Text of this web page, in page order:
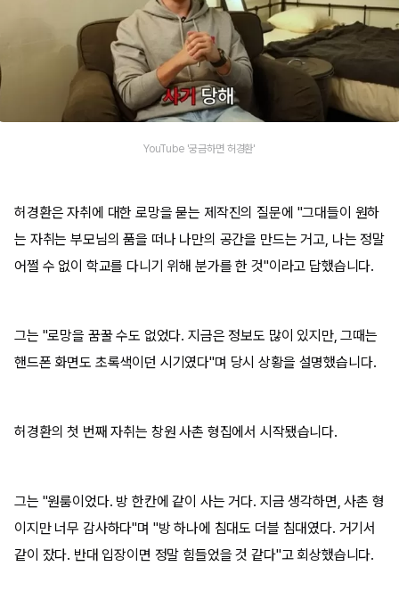
YouTube '궁금하면 허경환'
허경환은 자취에 대한 로망을 묻는 제작진의 질문에 "그대들이 원하
는 자취는 부모님의 품을 떠나 나만의 공간을 만드는 거고, 나는 정말
어쩔 수 없이 학교를 다니기 위해 분가를 한 것"이라고 답했습니다.
그는 "로망을 꿈꿀 수도 없었다. 지금은 정보도 많이 있지만, 그때는
핸드폰 화면도 초록색이던 시기였다"며 당시 상황을 설명했습니다.
허경환의 첫 번째 자취는 창원 사촌 형집에서 시작됐습니다.
그는 "원룸이었다. 방 한칸에 같이 사는 거다. 지금 생각하면, 사촌 형
이지만 너무 감사하다"며 "방 하나에 침대도 더블 침대였다. 거기서
같이 잤다. 반대 입장이면 정말 힘들었을 것 같다"고 회상했습니다.